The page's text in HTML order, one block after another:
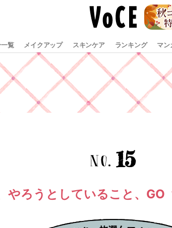
覧 メイクアップ スキンケア ランキング マン
15
やろうとしていること、GO